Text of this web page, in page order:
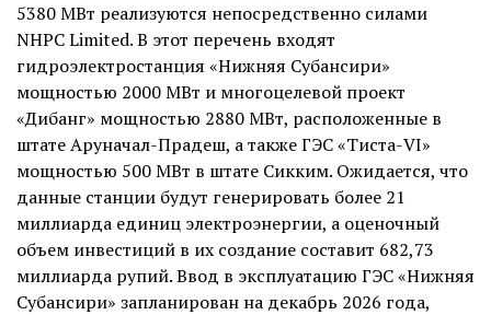
5380 МВт реализуются непосредственно силами
NHPC Limited. В этот перечень входят
гидроэлектростанция «Нижняя Субансири»
мощностью 2000 МВт и многоцелевой проект
«Дибанг» мощностью 2880 МВт, расположенные в
штате Аруначал-Прадеш, а также ГЭС «Тиста-VI»
мощностью 500 МВт в штате Сикким. Ожидается, что
данные станции будут генерировать более 21
миллиарда единиц электроэнергии, а оценочный
объем инвестиций в их создание составит 682,73
миллиарда рупий. Ввод в эксплуатацию ГЭС «Нижняя
Субансири» запланирован на декабрь 2026 года,